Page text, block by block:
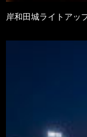
岸和田城ライトアッ